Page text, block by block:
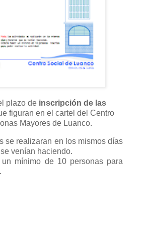
plazo de inscripción de las
figuran en el cartel del Centro
Mayores de Luanco.
se realizaran en los mismos días
venían haciendo.
un mínimo de 10 personas para